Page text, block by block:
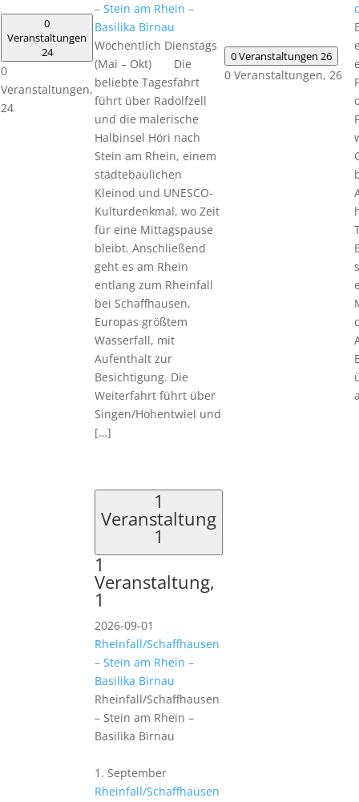
0
Veranstaltungen
24
0
Veranstaltungen,
24
– Stein am Rhein –
Basilika Birnau
Wöchentlich Dienstags
(Mai – Okt) Die
beliebte Tagesfahrt
führt über Radolfzell
und die malerische
Halbinsel Höri nach
Stein am Rhein, einem
städtebaulichen
Kleinod und UNESCO-
Kulturdenkmal, wo Zeit
für eine Mittagspause
bleibt. Anschließend
geht es am Rhein
entlang zum Rheinfall
bei Schaffhausen,
Europas größtem
Wasserfall, mit
Aufenthalt zur
Besichtigung. Die
Weiterfahrt führt über
Singen/Hohentwiel und
[…]
0 Veranstaltungen 26
0 Veranstaltungen, 26
1
Veranstaltung
1
1
Veranstaltung,
1
2026-09-01
Rheinfall/Schaffhausen
– Stein am Rhein –
Basilika Birnau
Rheinfall/Schaffhausen
– Stein am Rhein –
Basilika Birnau
1. September
Rheinfall/Schaffhausen